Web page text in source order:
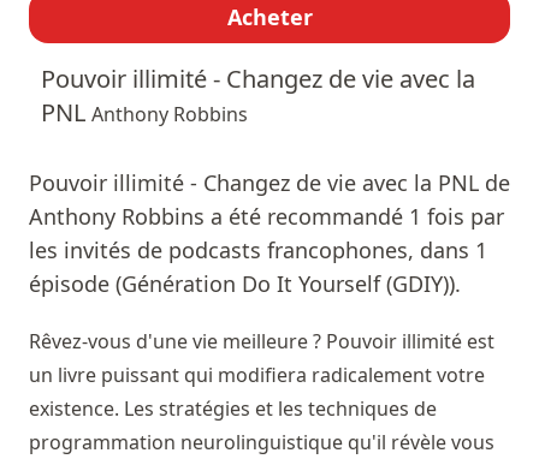
Acheter
Pouvoir illimité - Changez de vie avec la
PNL Anthony Robbins
Pouvoir illimité - Changez de vie avec la PNL de
Anthony Robbins a été recommandé 1 fois par
les invités de podcasts francophones, dans 1
épisode (Génération Do It Yourself (GDIY)).
Rêvez-vous d'une vie meilleure ? Pouvoir illimité est
un livre puissant qui modifiera radicalement votre
existence. Les stratégies et les techniques de
programmation neurolinguistique qu'il révèle vous